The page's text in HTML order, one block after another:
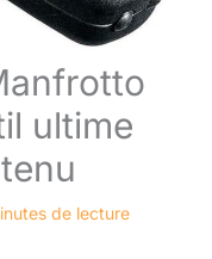
ultime
de lecture